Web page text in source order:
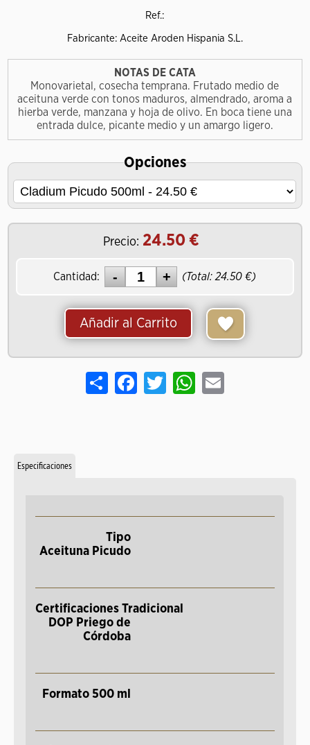
Ref.:
Fabricante: Aceite Aroden Hispania S.L.
NOTAS DE CATA
Monovarietal, cosecha temprana. Frutado medio de
aceituna verde con tonos maduros, almendrado, aroma a
hierba verde, manzana y hoja de olivo. En boca tiene una
entrada dulce, picante medio y un amargo ligero.
Opciones
Precio: 24.50
Cantidad: (Total:24.50 )
Añadir al Carrito
ShareFacebook
TwitterWhatsApp
Email
Especificaciones
Tipo
Aceituna Picudo
Certificaciones Tradicional
DOP Priego de
Córdoba
Formato 500 ml